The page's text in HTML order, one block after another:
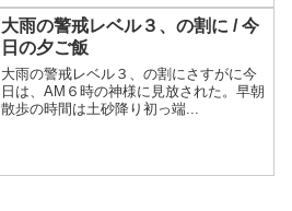
大雨の警戒レベル３、の割に / 今
日の夕ご飯
大雨の警戒レベル３、の割にさすがに今
日は、AM６時の神様に見放された。早朝
散歩の時間は土砂降り初っ端...